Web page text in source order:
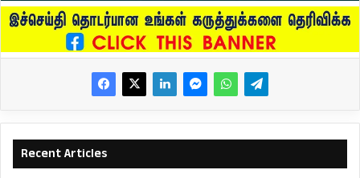
Recent Articles